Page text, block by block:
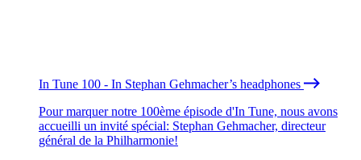
In Tune 100 - In Stephan Gehmacher’s headphones
Pour marquer notre 100ème épisode d'In Tune, nous avons
accueilli un invité spécial: Stephan Gehmacher, directeur
général de la Philharmonie!